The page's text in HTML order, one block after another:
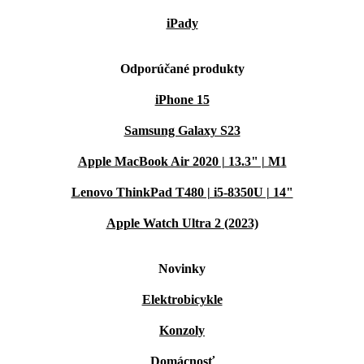
iPady
Odporúčané produkty
iPhone 15
Samsung Galaxy S23
Apple MacBook Air 2020 | 13.3" | M1
Lenovo ThinkPad T480 | i5-8350U | 14"
Apple Watch Ultra 2 (2023)
Novinky
Elektrobicykle
Konzoly
Domácnosť